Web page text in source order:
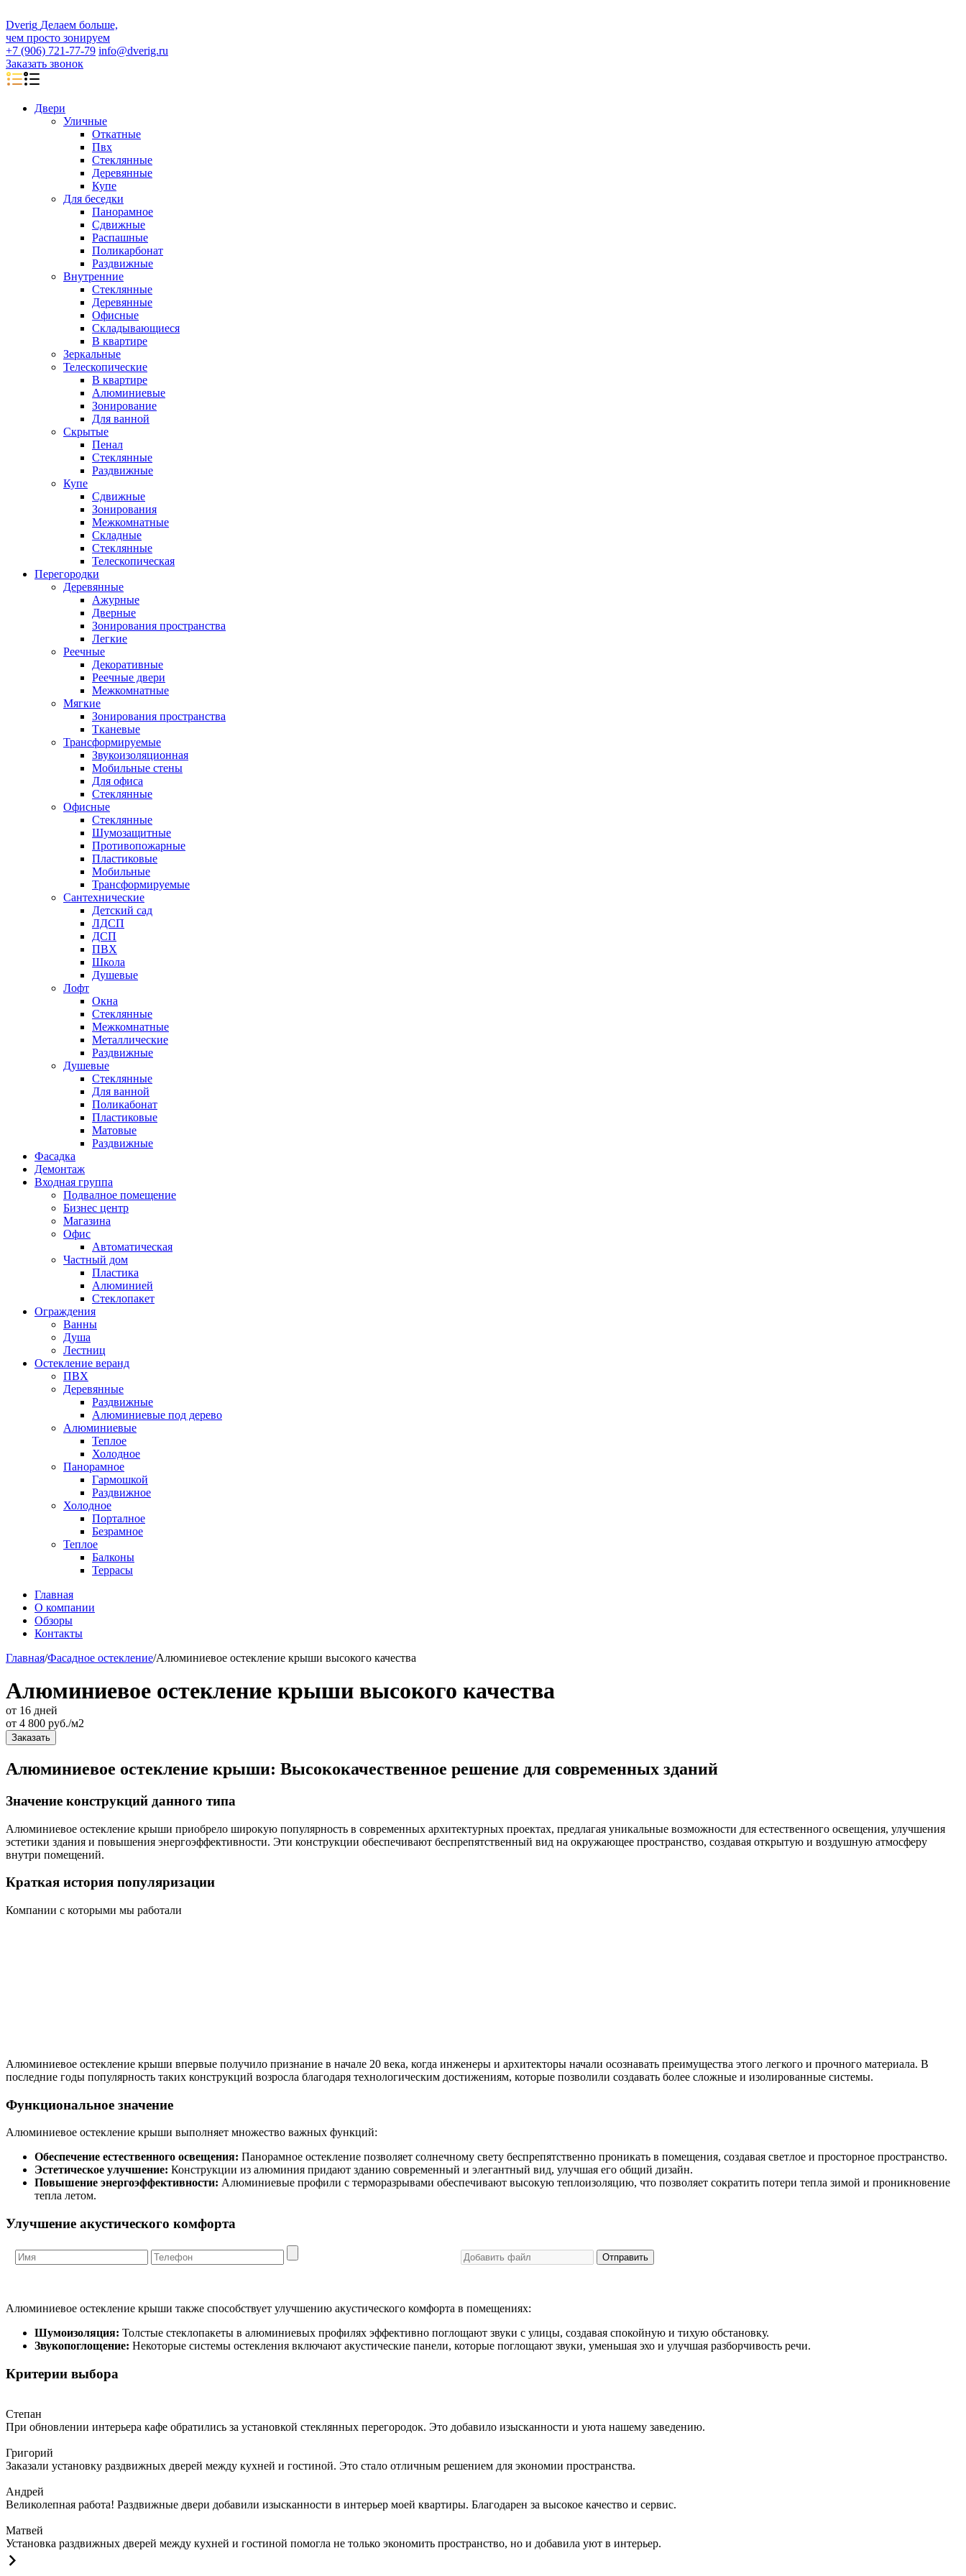
Dverig Делаем больше,
чем просто зонируем
+7 (906) 721-77-79 info@dverig.ru
Заказать звонок
Двери
Уличные
Откатные
Пвх
Стеклянные
Деревянные
Купе
Для беседки
Панорамное
Сдвижные
Распашные
Поликарбонат
Раздвижные
Внутренние
Стеклянные
Деревянные
Офисные
Складывающиеся
В квартире
Зеркальные
Телескопические
В квартире
Алюминиевые
Зонирование
Для ванной
Скрытые
Пенал
Стеклянные
Раздвижные
Купе
Сдвижные
Зонирования
Межкомнатные
Складные
Стеклянные
Телескопическая
Перегородки
Деревянные
Ажурные
Дверные
Зонирования пространства
Легкие
Реечные
Декоративные
Реечные двери
Межкомнатные
Мягкие
Зонирования пространства
Тканевые
Трансформируемые
Звукоизоляционная
Мобильные стены
Для офиса
Стеклянные
Офисные
Стеклянные
Шумозащитные
Противопожарные
Пластиковые
Мобильные
Трансформируемые
Сантехнические
Детский сад
ЛДСП
ДСП
ПВХ
Школа
Душевые
Лофт
Окна
Стеклянные
Межкомнатные
Металлические
Раздвижные
Душевые
Стеклянные
Для ванной
Поликабонат
Пластиковые
Матовые
Раздвижные
Фасадка
Демонтаж
Входная группа
Подвалное помещение
Бизнес центр
Магазина
Офис
Автоматическая
Частный дом
Пластика
Алюминией
Стеклопакет
Ограждения
Ванны
Душа
Лестниц
Остекление веранд
ПВХ
Деревянные
Раздвижные
Алюминиевые под дерево
Алюминиевые
Теплое
Холодное
Панорамное
Гармошкой
Раздвижное
Холодное
Порталное
Безрамное
Теплое
Балконы
Террасы
Главная
О компании
Обзоры
Контакты
Главная/Фасадное остекление/Алюминиевое остекление крыши высокого качества
Алюминиевое остекление крыши высокого качества
от 16 дней
от 4 800 руб./м2
Заказать
Алюминиевое остекление крыши: Высококачественное решение для современных зданий
Значение конструкций данного типа
Алюминиевое остекление крыши приобрело широкую популярность в современных архитектурных проектах, предлагая уникальные возможности для естественного освещения, улучшения
эстетики здания и повышения энергоэффективности. Эти конструкции обеспечивают беспрепятственный вид на окружающее пространство, создавая открытую и воздушную атмосферу
внутри помещений.
Краткая история популяризации
Компании с которыми мы работали
Алюминиевое остекление крыши впервые получило признание в начале 20 века, когда инженеры и архитекторы начали осознавать преимущества этого легкого и прочного материала. В
последние годы популярность таких конструкций возросла благодаря технологическим достижениям, которые позволили создавать более сложные и изолированные системы.
Функциональное значение
Алюминиевое остекление крыши выполняет множество важных функций:
Обеспечение естественного освещения: Панорамное остекление позволяет солнечному свету беспрепятственно проникать в помещения, создавая светлое и просторное пространство.
Эстетическое улучшение: Конструкции из алюминия придают зданию современный и элегантный вид, улучшая его общий дизайн.
Повышение энергоэффективности: Алюминиевые профили с терморазрывами обеспечивают высокую теплоизоляцию, что позволяет сократить потери тепла зимой и проникновение
тепла летом.
Улучшение акустического комфорта
Отправить
Алюминиевое остекление крыши также способствует улучшению акустического комфорта в помещениях:
Шумоизоляция: Толстые стеклопакеты в алюминиевых профилях эффективно поглощают звуки с улицы, создавая спокойную и тихую обстановку.
Звукопоглощение: Некоторые системы остекления включают акустические панели, которые поглощают звуки, уменьшая эхо и улучшая разборчивость речи.
Критерии выбора
Степан
При обновлении интерьера кафе обратились за установкой стеклянных перегородок. Это добавило изысканности и уюта нашему заведению.
Григорий
Заказали установку раздвижных дверей между кухней и гостиной. Это стало отличным решением для экономии пространства.
Андрей
Великолепная работа! Раздвижные двери добавили изысканности в интерьер моей квартиры. Благодарен за высокое качество и сервис.
Матвей
Установка раздвижных дверей между кухней и гостиной помогла не только экономить пространство, но и добавила уют в интерьер.